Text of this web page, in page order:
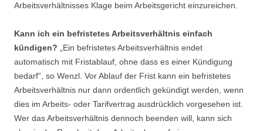
Arbeitsverhältnisses Klage beim Arbeitsgericht einzureichen.
Kann ich ein befristetes Arbeitsverhältnis einfach
kündigen?
„Ein befristetes Arbeitsverhältnis endet
automatisch mit Fristablauf, ohne dass es einer Kündigung
bedarf“, so Wenzl. Vor Ablauf der Frist kann ein befristetes
Arbeitsverhältnis nur dann ordentlich gekündigt werden, wenn
dies im Arbeits- oder Tarifvertrag ausdrücklich vorgesehen ist.
Wer das Arbeitsverhältnis dennoch beenden will, kann sich